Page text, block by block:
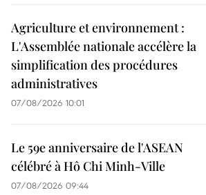
Agriculture et environnement :
L'Assemblée nationale accélère la
simplification des procédures
administratives
07/08/2026 10:01
Le 59e anniversaire de l'ASEAN
célébré à Hô Chi Minh-Ville
07/08/2026 09:44